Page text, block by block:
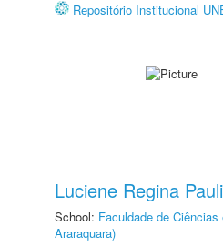
Repositório Institucional
Luciene Regina
School: Faculdade de
Araraquara)